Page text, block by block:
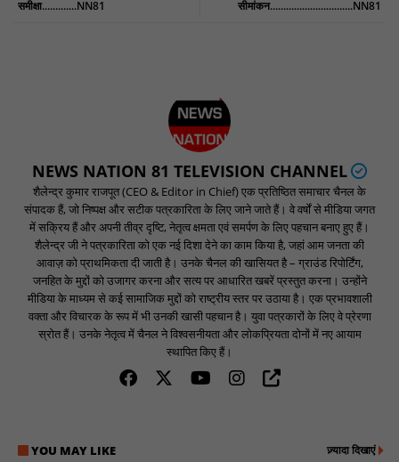
सीमांकन...............................NN81
समीक्षा.............NN81
NEWS NATION 81 TELEVISION CHANNEL
शैलेन्द्र कुमार राजपूत (CEO & Editor in Chief) एक प्रतिष्ठित समाचार चैनल के
संपादक हैं, जो निष्पक्ष और सटीक पत्रकारिता के लिए जाने जाते हैं। वे वर्षों से मीडिया जगत
में सक्रिय हैं और अपनी तीव्र दृष्टि, नेतृत्व क्षमता एवं समर्पण के लिए पहचान बनाए हुए हैं।
शैलेन्द्र जी ने पत्रकारिता को एक नई दिशा देने का काम किया है, जहां आम जनता की
आवाज़ को प्राथमिकता दी जाती है। उनके चैनल की खासियत है – ग्राउंड रिपोर्टिंग,
जनहित के मुद्दों को उजागर करना और सत्य पर आधारित खबरें प्रस्तुत करना। उन्होंने
मीडिया के माध्यम से कई सामाजिक मुद्दों को राष्ट्रीय स्तर पर उठाया है। एक प्रभावशाली
वक्ता और विचारक के रूप में भी उनकी खासी पहचान है। युवा पत्रकारों के लिए वे प्रेरणा
स्रोत हैं। उनके नेतृत्व में चैनल ने विश्वसनीयता और लोकप्रियता दोनों में नए आयाम
स्थापित किए हैं।
YOU MAY LIKE ज़्यादा दिखाएं